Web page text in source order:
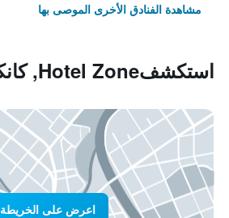
مشاهدة الفنادق الأخرى الموصى بها
استكشفHotel Zone, كانكون
اعرض على الخريطة